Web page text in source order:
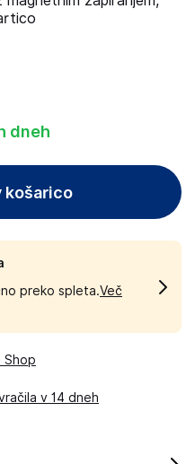
dneh
košarico
preko spleta.Več
Shop
v 14 dneh